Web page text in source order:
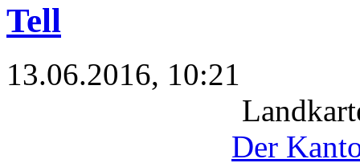
Tell
13.06.2016, 10:21
Der